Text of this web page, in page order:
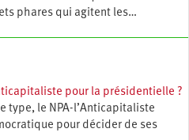
phares qui agitent les…
pour la présidentielle ?
type, le NPA-l’Anticapitaliste
pour décider de ses